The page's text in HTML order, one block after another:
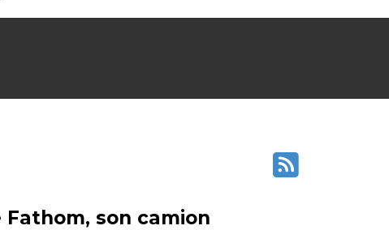
Fathom, son camion